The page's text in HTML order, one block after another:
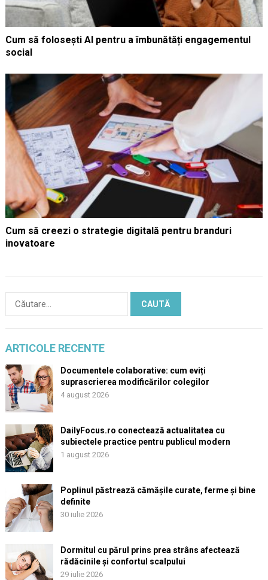
Cum să folosești AI pentru a îmbunătăți engagementul
social
Cum să creezi o strategie digitală pentru branduri
inovatoare
Caută
ARTICOLE RECENTE
Documentele colaborative: cum eviți
suprascrierea modificărilor colegilor
4 august 2026
DailyFocus.ro conectează actualitatea cu
subiectele practice pentru publicul modern
1 august 2026
Poplinul păstrează cămășile curate, ferme și bine
definite
30 iulie 2026
Dormitul cu părul prins prea strâns afectează
rădăcinile și confortul scalpului
29 iulie 2026